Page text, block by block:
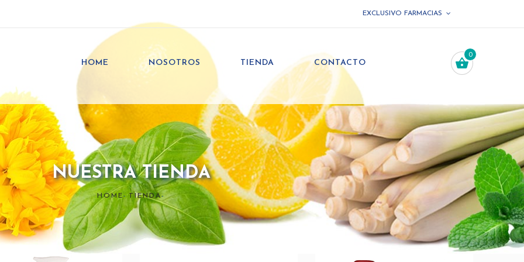
EXCLUSIVO FARMACIAS
HOME NOSOTROS TIENDA CONTACTO
0
NUESTRA TIENDA
HOME- TIENDA-